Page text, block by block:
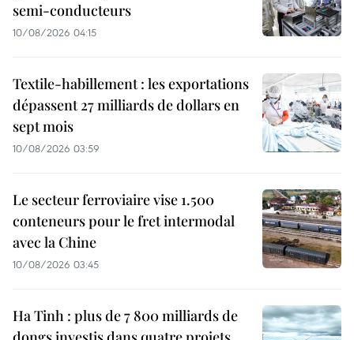
semi-conducteurs
10/08/2026 04:15
Textile-habillement : les exportations
dépassent 27 milliards de dollars en
sept mois
10/08/2026 03:59
Le secteur ferroviaire vise 1.500
conteneurs pour le fret intermodal
avec la Chine
10/08/2026 03:45
Ha Tinh : plus de 7 800 milliards de